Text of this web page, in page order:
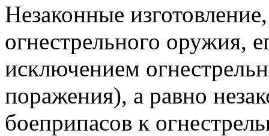
Незаконные
огнестрельного оружия,
исключением
поражения), а равно
боеприпасов к